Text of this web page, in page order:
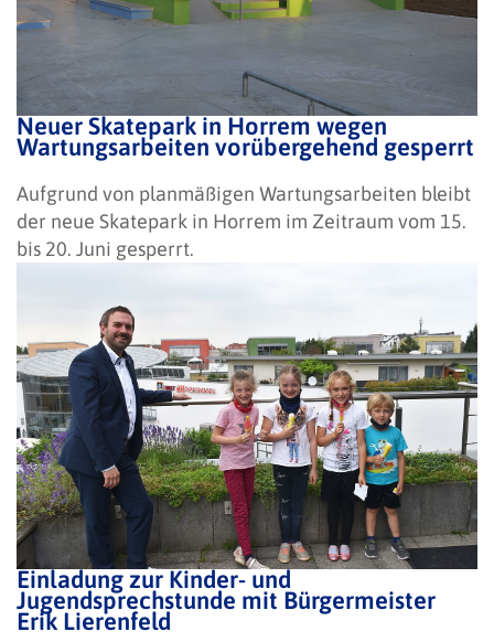
Neuer Skatepark in Horrem wegen
Wartungsarbeiten vorübergehend gesperrt
Aufgrund von planmäßigen Wartungsarbeiten bleibt
der neue Skatepark in Horrem im Zeitraum vom 15.
bis 20. Juni gesperrt.
Einladung zur Kinder- und
Jugendsprechstunde mit Bürgermeister
Erik Lierenfeld